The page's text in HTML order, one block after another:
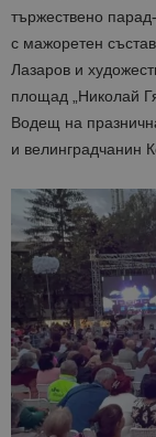
тържествено
с мажоретен
Лазаров и
площад „Николай
Водещ на
и велинградчанин